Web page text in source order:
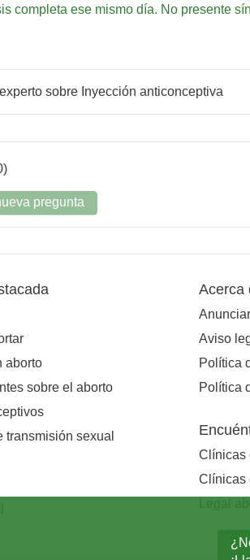
completa ese mismo día. No presente
sobre Inyección anticonceptiva
pregunta
aborto
sobre el aborto
transmisión sexual
Acerca
Aviso
Política
Política
Clínicas
Clínicas